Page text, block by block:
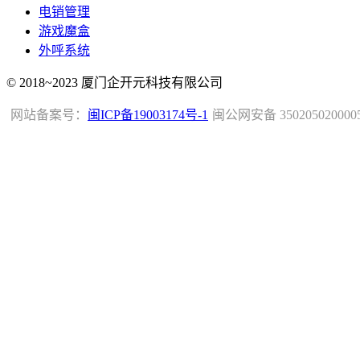
电销管理
游戏魔盒
外呼系统
© 2018~2023 厦门企开元科技有限公司
闽公网安备
网站备案号： 闽ICP备19003174号-1